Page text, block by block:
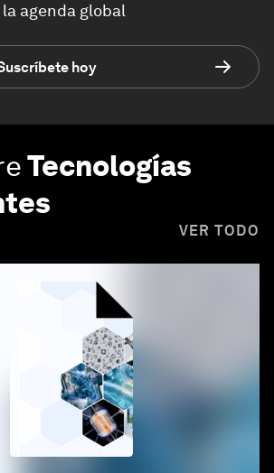
agenda global
hoy
Tecnologías
VER TODO